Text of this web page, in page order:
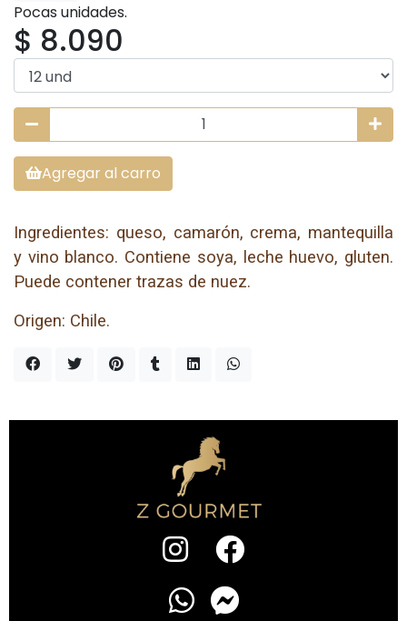
Pocas unidades.
$ 8.090
Agregar al carro
Ingredientes: queso, camarón, crema, mantequilla
y vino blanco. Contiene soya, leche huevo, gluten.
Puede contener trazas de nuez.
Origen: Chile.